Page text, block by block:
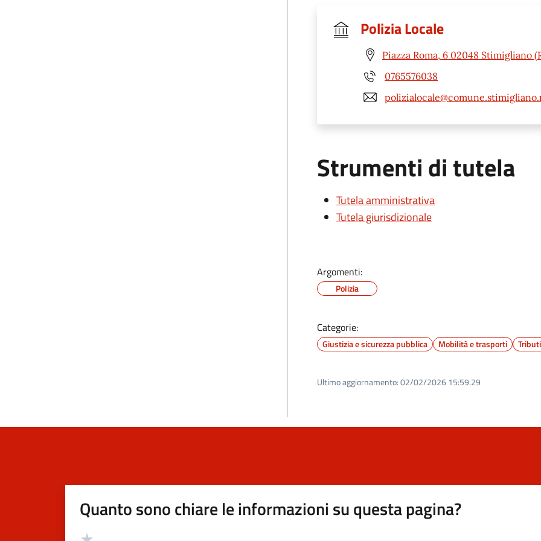
Polizia Locale
Piazza Roma, 6 02048 Stimigliano
0765576038
Strumenti di tutela
Tutela amministrativa
Tutela giurisdizionale
Argomenti:
Polizia
Categorie:
Giustizia e sicurezza pubblica Mobilità e trasporti
Ultimo aggiornamento:02/02/2026 15:59.29
Quanto sono chiare le informazioni su questa pagina?
Valutazione